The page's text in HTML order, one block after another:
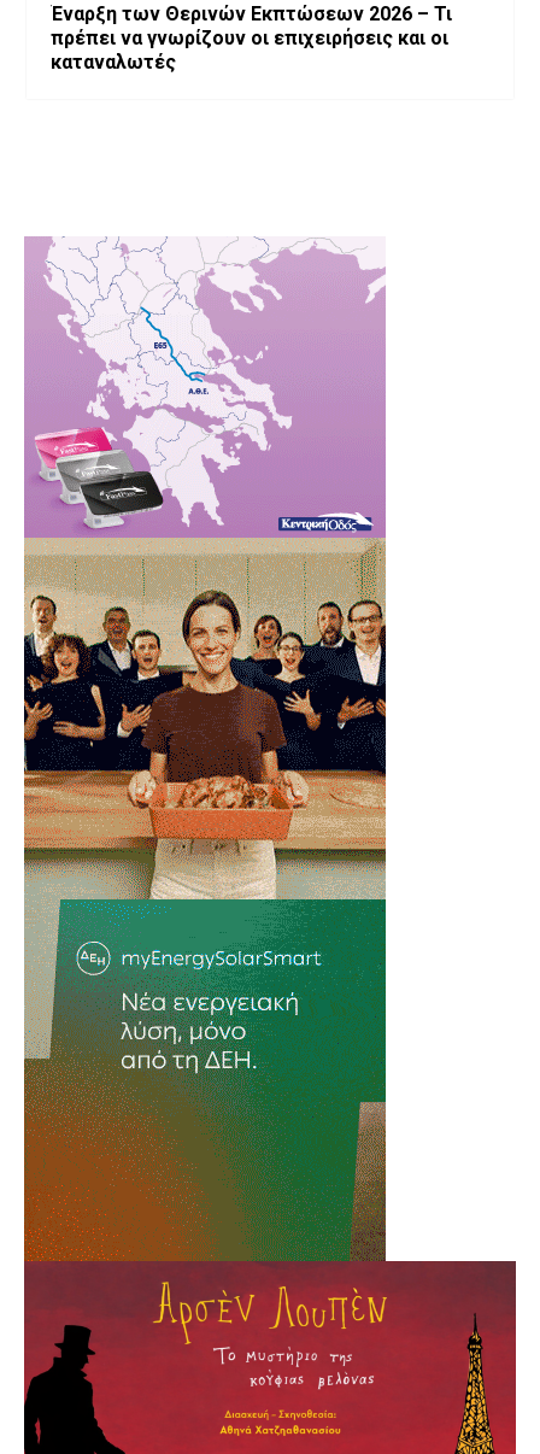
Έναρξη των Θερινών Εκπτώσεων 2026 – Τι
πρέπει να γνωρίζουν οι επιχειρήσεις και οι
καταναλωτές